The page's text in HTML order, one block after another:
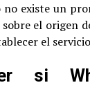
no existe un
el origen
el
si